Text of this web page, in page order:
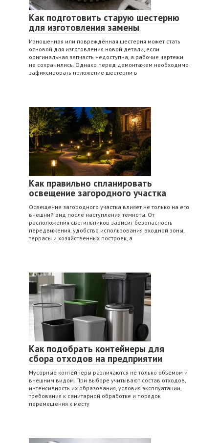
Как подготовить старую шестерню
для изготовления замены
Изношенная или повреждённая шестерня может стать
основой для изготовления новой детали, если
оригинальная запчасть недоступна, а рабочие чертежи
не сохранились. Однако перед демонтажем необходимо
зафиксировать положение шестерни в
Как правильно спланировать
освещение загородного участка
Освещение загородного участка влияет не только на его
внешний вид после наступления темноты. От
расположения светильников зависит безопасность
передвижения, удобство использования входной зоны,
террасы и хозяйственных построек, а
Как подобрать контейнеры для
сбора отходов на предприятии
Мусорные контейнеры различаются не только объёмом и
внешним видом. При выборе учитывают состав отходов,
интенсивность их образования, условия эксплуатации,
требования к санитарной обработке и порядок
перемещения к месту